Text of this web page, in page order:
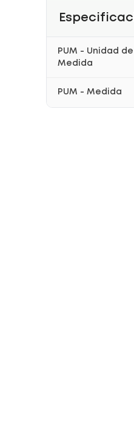
PUM - Unidad de
Medida
PUM - Medida